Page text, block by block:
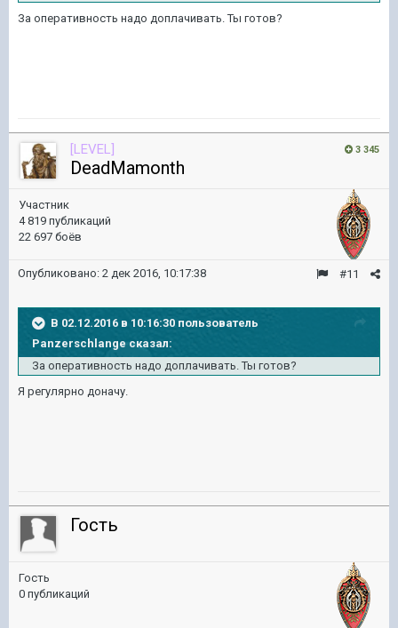
За оперативность надо доплачивать. Ты готов?
3 345
[LEVEL]
DeadMamonth
Участник
4 819 публикаций
22 697 боёв
#11
Опубликовано: 2 дек 2016, 10:17:38
В 02.12.2016 в 10:16:30 пользователь
Panzerschlange сказал:
За оперативность надо доплачивать. Ты готов?
Я регулярно доначу.
Гость
Гость
0 публикаций